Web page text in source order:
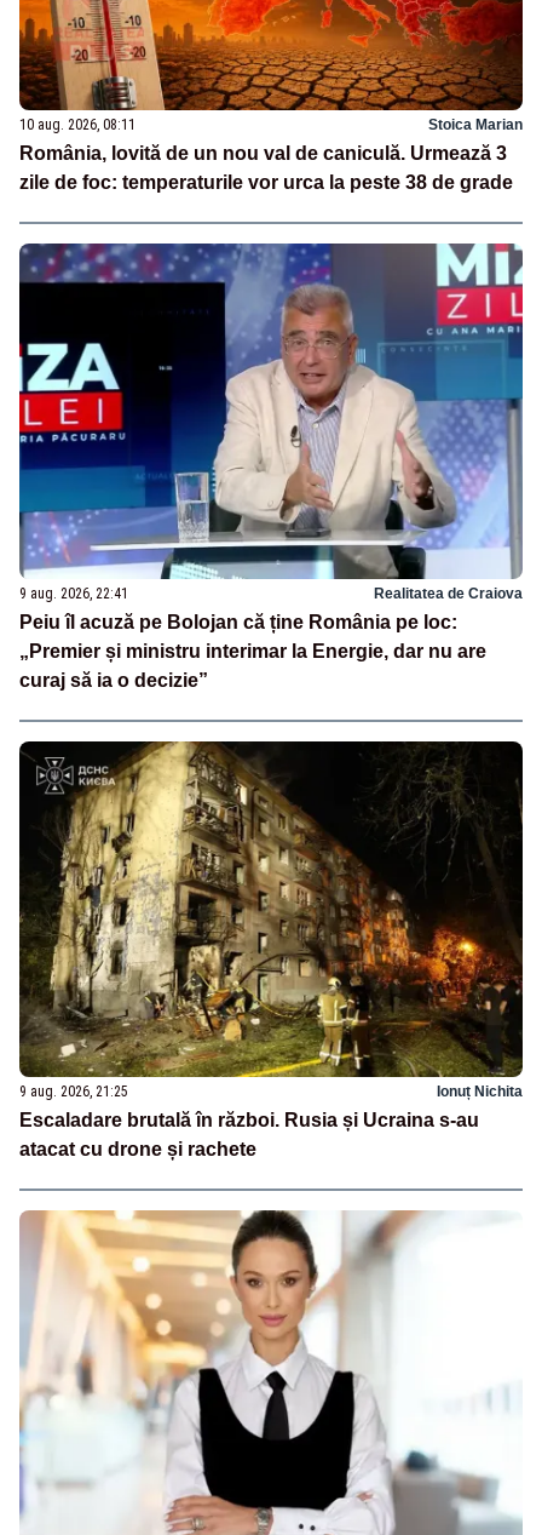
10 aug. 2026, 08:11 Stoica Marian
România, lovită de un nou val de caniculă. Urmează 3
zile de foc: temperaturile vor urca la peste 38 de grade
9 aug. 2026, 22:41 Realitatea de Craiova
Peiu îl acuză pe Bolojan că ține România pe loc:
„Premier și ministru interimar la Energie, dar nu are
curaj să ia o decizie”
9 aug. 2026, 21:25 Ionuț Nichita
Escaladare brutală în război. Rusia și Ucraina s-au
atacat cu drone și rachete